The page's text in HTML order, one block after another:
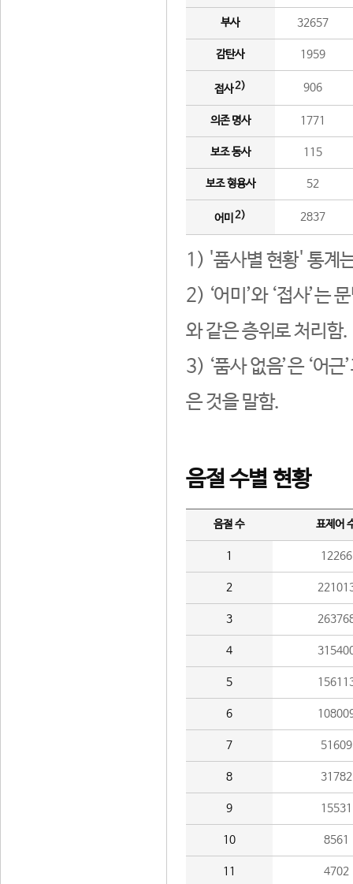
부사 32657
감탄사 1959
접사2) 906
의존 명사 1771
보조 동사 115
보조 형용사 52
어미 2) 2837
1) '품사별 현황' 통계
2) ‘어미’와 ‘접사’는
와 같은 층위로 처리함.
3) ‘품사 없음’은 ‘어
은 것을 말함.
음절 수별 현황
음절 수 표제어
1 12266
2
3
4
5
6
7 51609
8 31782
9 15531
10 8561
11 4702